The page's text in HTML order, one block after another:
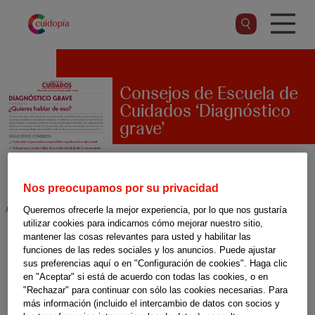
contenido
Consejos de Escuela de
Cuidados ‘Diagnóstico
grave’
¿Cómo acompañar y cuidar en
nuestro entorno familiar de
alguien que ha recibido un
diagnóstico grave? Descarga
las fichas con los consejos de
nuestros expertos en
Nos preocupamos por su privacidad
Queremos ofrecerle la mejor experiencia, por lo que nos gustaría
utilizar cookies para indicarnos cómo mejorar nuestro sitio,
mantener las cosas relevantes para usted y habilitar las
funciones de las redes sociales y los anuncios. Puede ajustar
sus preferencias aquí o en "Configuración de cookies". Haga clic
en "Aceptar" si está de acuerdo con todas las cookies, o en
"Rechazar" para continuar con sólo las cookies necesarias. Para
más información (incluido el intercambio de datos con socios y